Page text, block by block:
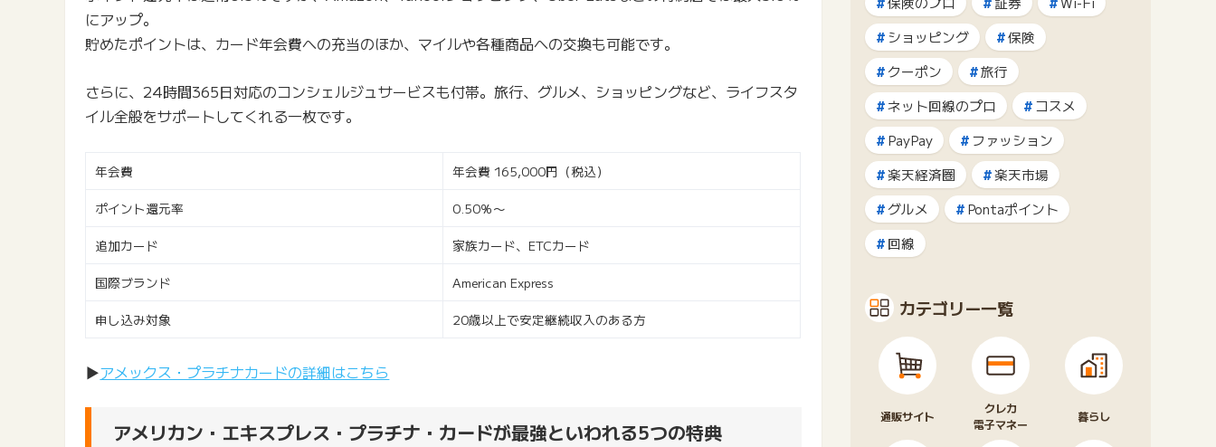
にアップ。
貯めたポイントは、カード年会費への充当のほか、マイルや各種商品への交換も可能です。
さらに、24時間365日対応のコンシェルジュサービスも付帯。旅行、グルメ、ショッピングなど、ライフスタ
イル全般をサポートしてくれる一枚です。
年会費 年会費 165,000円（税込）
ポイント還元率 0.50％〜
追加カード 家族カード、ETCカード
国際ブランド American Express
申し込み対象 20歳以上で安定継続収入のある方
▶アメックス・プラチナカードの詳細はこちら
アメリカン・エキスプレス・プラチナ・カードが最強といわれる5つの特典
ショッピング
保険
クーポン
旅行
ネット回線のプロ
コスメ
PayPay
ファッション
楽天経済圏
楽天市場
グルメ
Pontaポイント
回線
カテゴリー一覧
通販サイト
クレカ
電子マネー
暮らし